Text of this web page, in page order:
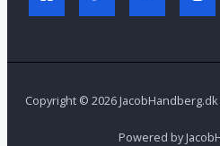
Copyright © 2026 JacobHandberg.dk
Powered by